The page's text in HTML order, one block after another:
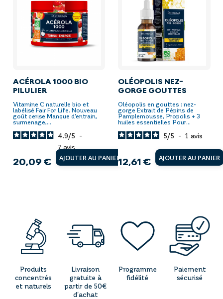
ACÉROLA 1000 BIO
PILULIER
Vitamine C naturelle bio et
labélisé Fair For Life. Nouveau
goût cerise Manque d'entrain,
surmenage,...
Prix
20,09 € AJOUTER AU PANIER
4.9/5 -
7 avis
OLÉOPOLIS NEZ-
GORGE GOUTTES
Oléopolis en gouttes : nez-
gorge Extrait de Pépins de
Pamplemousse, Propolis + 3
huiles essentielles Pour...
Prix
12,61 € AJOUTER AU PANIER
5/5 - 1 avis
Produits
concentrés
et naturels
Livraison
gratuite à
partir de 50€
d'achat
Programme
fidélité
Paiement
sécurisé